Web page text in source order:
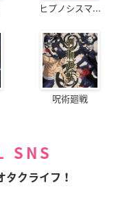
ヒプノシスマ...
呪術廻戦
SNS
タクライフ！